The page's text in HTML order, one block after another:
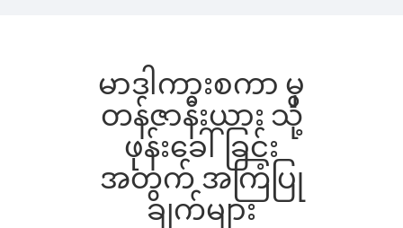
မာဒါကားစကာ မှ
တန်ဇာနီးယား သို့
ဖုန်းခေါ်ခြင်း
အတွက် အကြံပြု
ချက်များ